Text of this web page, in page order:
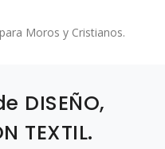
Moros y Cristianos.
DISEÑO,
TEXTIL.